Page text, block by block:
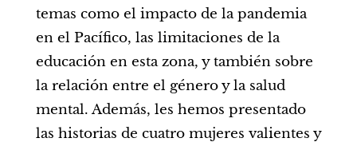
temas como el impacto de la pandemia
en el Pacífico, las limitaciones de la
educación en esta zona, y también sobre
la relación entre el género y la salud
mental. Además, les hemos presentado
las historias de cuatro mujeres valientes y